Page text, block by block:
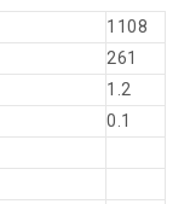
1108
261
1.2
0.1